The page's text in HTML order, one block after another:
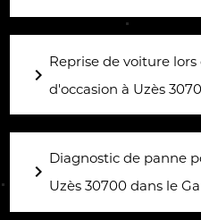
navigate_next
Reprise de voiture
d'occasion à Uzès
navigate_next
Diagnostic de panne
Uzès 30700 dans le